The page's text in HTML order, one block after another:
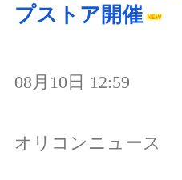
プストア開催
08月10日 12:59
オリコンニュース